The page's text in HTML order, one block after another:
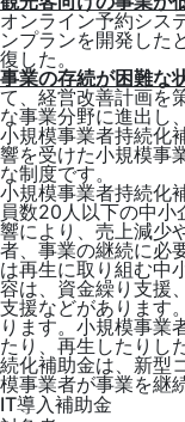
オンライン予約シス
ンプランを開発した
復した。
事業の存続が困難な
て、経営改善計画を
な事業分野に進出し
小規模事業者持続化
響を受けた小規模事
な制度です。
小規模事業者持続化
員数20人以下の中
響により、売上減少
者、事業の継続に必
は再生に取り組む中
容は、資金繰り支援
支援などがあります
ります。小規模事業
たり、再生したりし
続化補助金は、新型
模事業者が事業を継
IT導入補助金